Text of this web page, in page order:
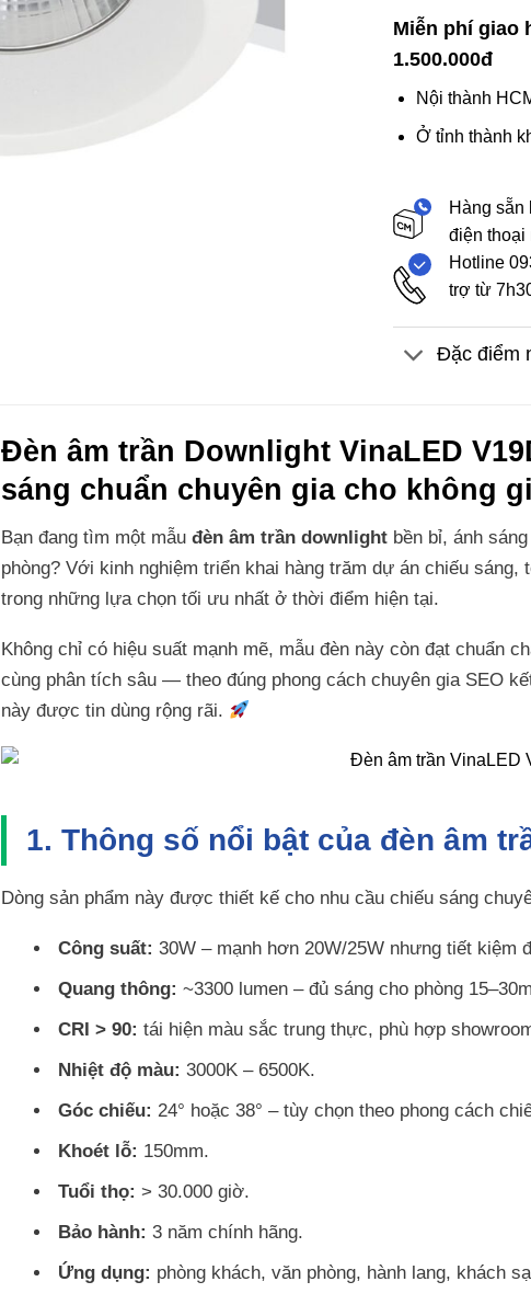
Miễn phí giao
1.500.000đ
Nội thành
Ở tỉnh thành
Hàng sẵn
điện thoại
Hotline
trợ từ
Đặc điểm
Đèn âm trần Downlight VinaLED
sáng chuẩn chuyên gia cho không
Bạn đang tìm một mẫu đèn âm trần downlightbền bỉ, ánh
phòng? Với kinh nghiệm triển khai hàng trăm dự án chiếu sáng,
trong những lựa chọn tối ưu nhất ở thời điểm hiện tại.
Không chỉ có hiệu suất mạnh mẽ, mẫu đèn này còn đạt chuẩn
cùng phân tích sâu — theo đúng phong cách chuyên gia SEO
này được tin dùng rộng rãi.
1. Thông số nổi bật của đèn âm
Dòng sản phẩm này được thiết kế cho nhu cầu chiếu sáng
Công suất: 30W – mạnh hơn 20W/25W nhưng tiết kiệm
Quang thông: ~3300 lumen – đủ sáng cho phòng
CRI > 90: tái hiện màu sắc trung thực, phù hợp
Nhiệt độ màu: 3000K – 6500K.
Góc chiếu: 24° hoặc 38° – tùy chọn theo phong cách
Khoét lỗ: 150mm.
Tuổi thọ: > 30.000 giờ.
Bảo hành: 3 năm chính hãng.
Ứng dụng: phòng khách, văn phòng, hành lang, khách